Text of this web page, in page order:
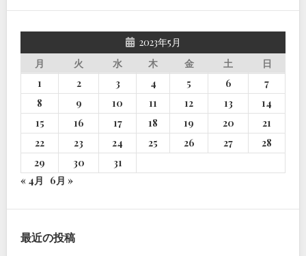
2023年5月
月
火 水 木 金 土
日
1
2 3 4 5 6
7
8
9 10 11 12 13
14
15
16 17 18 19 20
21
22
23 24 25 26 27
28
29
30
31
« 4月
6月 »
最近の投稿